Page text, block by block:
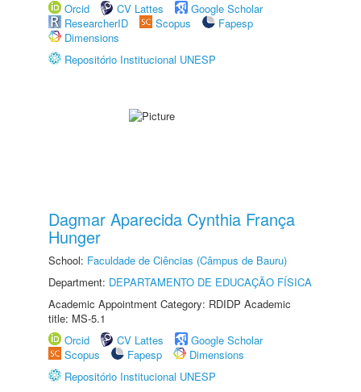
Orcid
CV Lattes
Google Scholar
ResearcherID
Scopus
Fapesp
Dimensions
Repositório Institucional UNESP
Dagmar Aparecida Cynthia França
Hunger
School: Faculdade de Ciências (Câmpus de Bauru)
Department: DEPARTAMENTO DE EDUCAÇÃO FÍSICA
Academic Appointment Category: RDIDP Academic
title: MS-5.1
Orcid
CV Lattes
Google Scholar
Scopus
Fapesp
Dimensions
Repositório Institucional UNESP